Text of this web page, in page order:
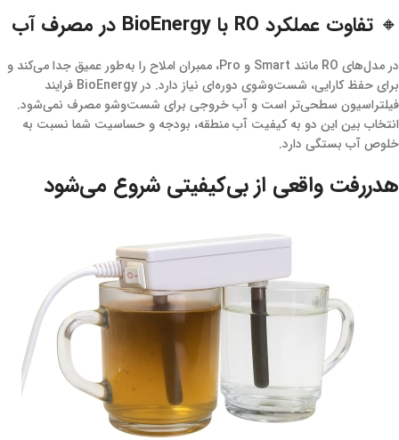
🔸 تفاوت عملکرد RO با BioEnergy در مصرف آب
در مدل‌های RO مانند Smart و Pro، ممبران املاح را به‌طور عمیق جدا می‌کند و
برای حفظ کارایی، شست‌وشوی دوره‌ای نیاز دارد. در BioEnergy فرایند
فیلتراسیون سطحی‌تر است و آب خروجی برای شست‌وشو مصرف نمی‌شود.
انتخاب بین این دو به کیفیت آب منطقه، بودجه و حساسیت شما نسبت به
خلوص آب بستگی دارد.
هدررفت واقعی از بی‌کیفیتی شروع می‌شود